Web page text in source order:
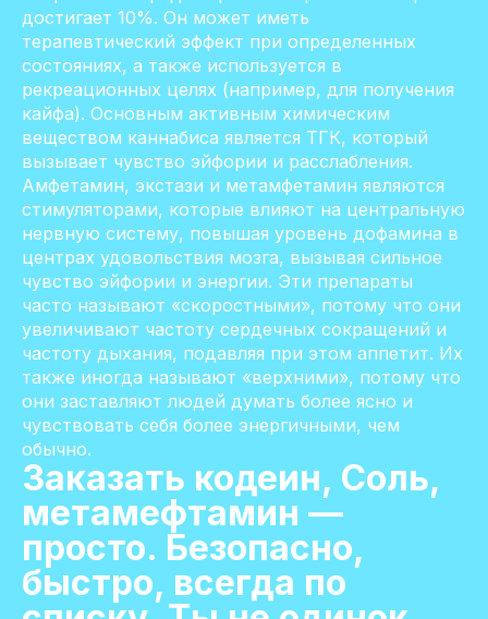
достигает 10%. Он может иметь
терапевтический эффект при определенных
состояниях, а также используется в
рекреационных целях (например, для получения
кайфа). Основным активным химическим
веществом каннабиса является ТГК, который
вызывает чувство эйфории и расслабления.
Амфетамин, экстази и метамфетамин являются
стимуляторами, которые влияют на центральную
нервную систему, повышая уровень дофамина в
центрах удовольствия мозга, вызывая сильное
чувство эйфории и энергии. Эти препараты
часто называют «скоростными», потому что они
увеличивают частоту сердечных сокращений и
частоту дыхания, подавляя при этом аппетит. Их
также иногда называют «верхними», потому что
они заставляют людей думать более ясно и
чувствовать себя более энергичными, чем
обычно.
Заказать кодеин, Соль,
метамефтамин —
просто. Безопасно,
быстро, всегда по